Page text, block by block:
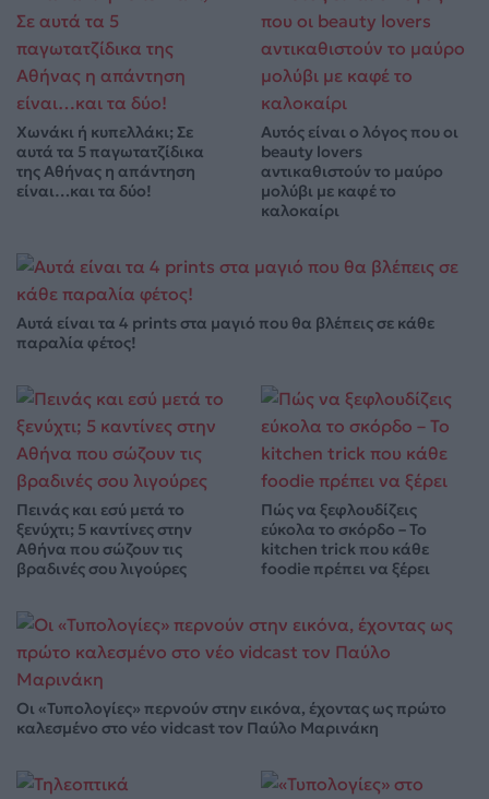
Χωνάκι ή κυπελλάκι; Σε
αυτά τα 5 παγωτατζίδικα
της Αθήνας η απάντηση
είναι…και τα δύο!
Αυτός είναι ο λόγος που οι
beauty lovers
αντικαθιστούν το μαύρο
μολύβι με καφέ το
καλοκαίρι
Αυτά είναι τα 4 prints στα μαγιό που θα βλέπεις σε κάθε
παραλία φέτος!
Πεινάς και εσύ μετά το
ξενύχτι; 5 καντίνες στην
Αθήνα που σώζουν τις
βραδινές σου λιγούρες
Πώς να ξεφλουδίζεις
εύκολα το σκόρδο – Το
kitchen trick που κάθε
foodie πρέπει να ξέρει
Οι «Τυπολογίες» περνούν στην εικόνα, έχοντας ως πρώτο
καλεσμένο στο νέο vidcast τον Παύλο Μαρινάκη